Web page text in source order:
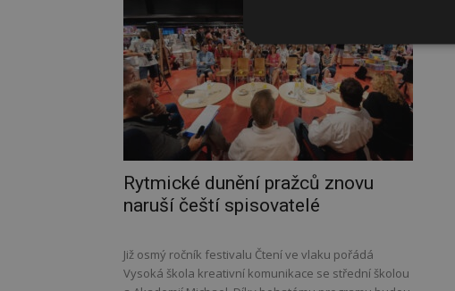
Rytmické dunění pražců znovu
naruší čeští spisovatelé
Již osmý ročník festivalu Čtení ve vlaku pořádá
Vysoká škola kreativní komunikace se střední školou